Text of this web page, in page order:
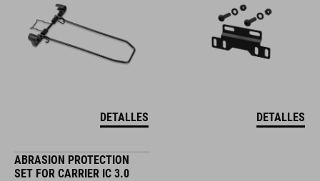
DETALLES DETALLES
ABRASION PROTECTION
SET FOR CARRIER IC 3.0